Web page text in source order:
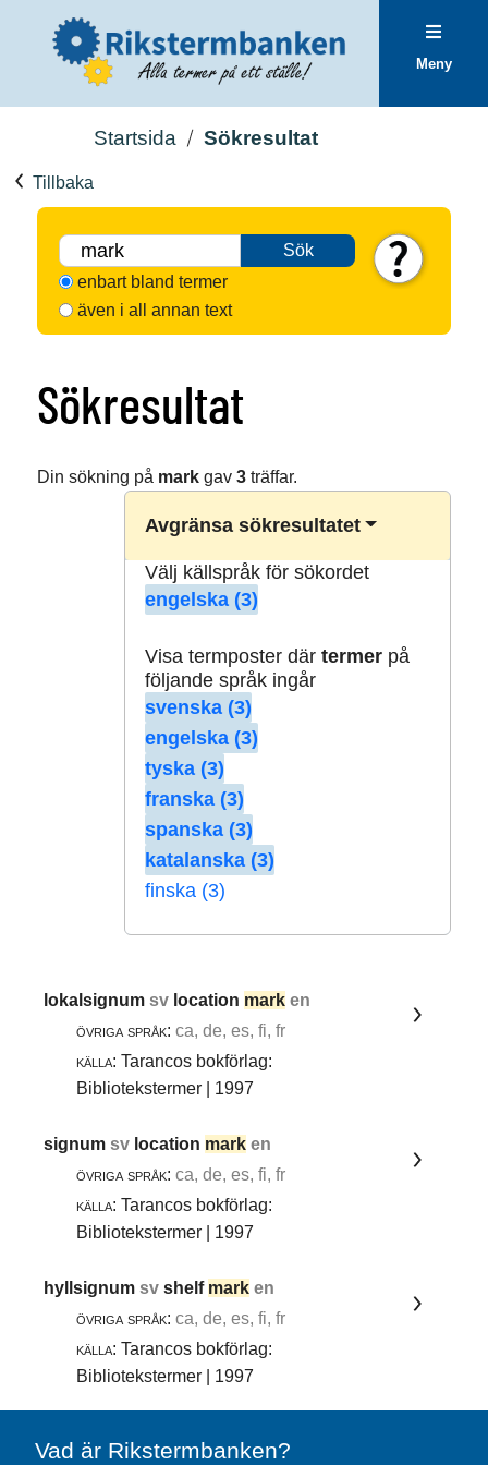
Meny
Startsida Sökresultat
Tillbaka
Sök
enbart bland termer
även i all annan text
Sökresultat
Din sökning på markgav 3träffar.
Avgränsa sökresultatet
Välj källspråk för sökordet
engelska (3)
Visa termposter där termerpå
följande språk ingår
svenska (3)
engelska (3)
tyska (3)
franska (3)
spanska (3)
katalanska (3)
finska (3)
lokalsignumsv location mark en
övriga språk: ca, de, es, fi, fr
källa: Tarancos bokförlag:
Bibliotekstermer | 1997
signumsv location mark en
övriga språk: ca, de, es, fi, fr
källa: Tarancos bokförlag:
Bibliotekstermer | 1997
hyllsignumsvshelf mark en
övriga språk: ca, de, es, fi, fr
källa: Tarancos bokförlag:
Bibliotekstermer | 1997
Vad är Rikstermbanken?